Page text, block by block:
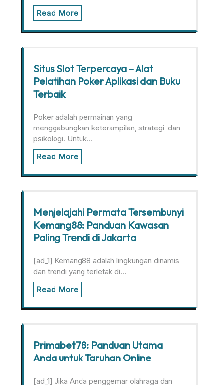
Read More
Situs Slot Terpercaya – Alat
Pelatihan Poker Aplikasi dan Buku
Terbaik
Poker adalah permainan yang
menggabungkan keterampilan, strategi, dan
psikologi. Untuk…
Read More
Menjelajahi Permata Tersembunyi
Kemang88: Panduan Kawasan
Paling Trendi di Jakarta
[ad_1] Kemang88 adalah lingkungan dinamis
dan trendi yang terletak di…
Read More
Primabet78: Panduan Utama
Anda untuk Taruhan Online
[ad_1] Jika Anda penggemar olahraga dan